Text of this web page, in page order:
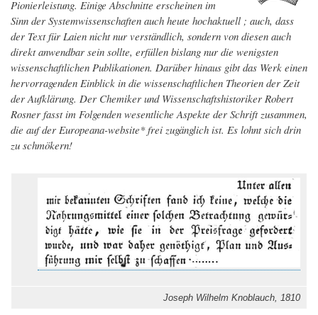
Pionierleistung. Einige Abschnitte erscheinen im
Sinn der Systemwissenschaften auch heute hochaktuell ; auch, dass
der Text für Laien nicht nur verständlich, sondern von diesen auch
direkt anwendbar sein sollte, erfüllen bislang nur die wenigsten
wissenschaftlichen Publikationen. Darüber hinaus gibt das Werk einen
hervorragenden Einblick in die wissenschaftlichen Theorien der Zeit
der Aufklärung. Der Chemiker und Wissenschaftshistoriker Robert
Rosner fasst im Folgenden wesentliche Aspekte der Schrift zusammen,
die auf der Europeana-website* frei zugänglich ist. Es lohnt sich drin
zu schmökern!
Joseph Wilhelm Knoblauch, 1810